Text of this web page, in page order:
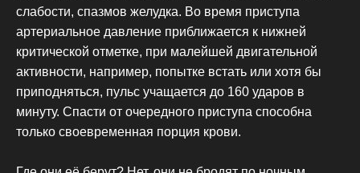
слабости, спазмов желудка. Во время приступа
артериальное давление приближается к нижней
критической отметке, при малейшей двигательной
активности, например, попытке встать или хотя бы
приподняться, пульс учащается до 160 ударов в
минуту. Спасти от очередного приступа способна
только своевременная порция крови.